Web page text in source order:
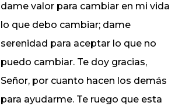
dame valor para cambiar en mi vida
lo que debo cambiar; dame
serenidad para aceptar lo que no
puedo cambiar. Te doy gracias,
Señor, por cuanto hacen los demás
para ayudarme. Te ruego que esta